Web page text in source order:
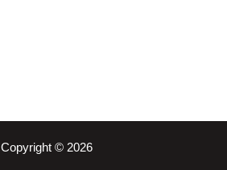
Copyright © 2026